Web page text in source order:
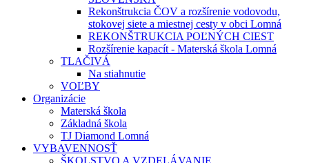
Rekonštrukcia ČOV a rozšírenie vodovodu,
stokovej siete a miestnej cesty v obci Lomná
REKONŠTRUKCIA POĽNÝCH CIEST
Rozšírenie kapacít - Materská škola Lomná
TLAČIVÁ
Na stiahnutie
VOĽBY
Organizácie
Materská škola
Základná škola
TJ Diamond Lomná
VYBAVENNOSŤ
ŠKOLSTVO A VZDELÁVANIE